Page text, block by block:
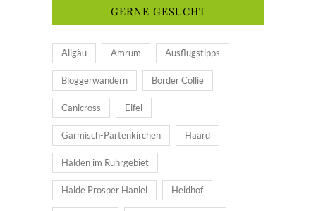
GERNE GESUCHT
Allgäu Amrum Ausflugstipps
Bloggerwandern Border Collie
Canicross Eifel
Garmisch-Partenkirchen Haard
Halden im Ruhrgebiet
Halde Prosper Haniel Heidhof